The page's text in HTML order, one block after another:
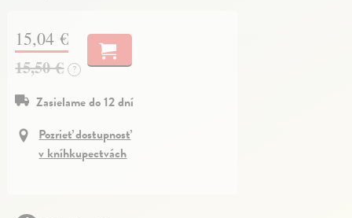
15,04 €
15,50 € ?
Zasielame do 12 dní
Pozrieť dostupnosť
v kníhkupectvách